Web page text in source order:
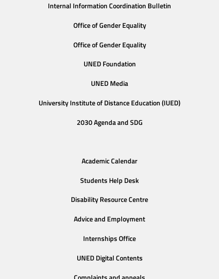
Internal Information Coordination Bulletin
Office of Gender Equality
Office of Gender Equality
UNED Foundation
UNED Media
University Institute of Distance Education (IUED)
2030 Agenda and SDG
Academic Calendar
Students Help Desk
Disability Resource Centre
Advice and Employment
Internships Office
UNED Digital Contents